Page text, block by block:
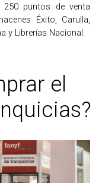
puntos de venta
Éxito, Carulla,
y Librerías Nacional.
el